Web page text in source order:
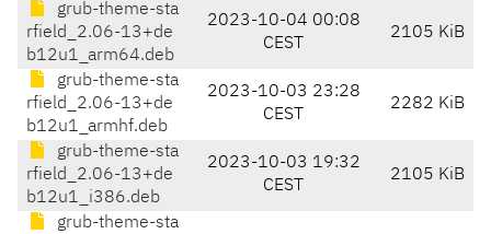
grub-theme-sta
rfield_2.06-13+de
b12u1_arm64.deb
2023-10-04 00:08
CEST
2105 KiB
grub-theme-sta
rfield_2.06-13+de
b12u1_armhf.deb
2023-10-03 23:28
CEST
2282 KiB
grub-theme-sta
rfield_2.06-13+de
b12u1_i386.deb
2023-10-03 19:32
CEST
2105 KiB
grub-theme-sta